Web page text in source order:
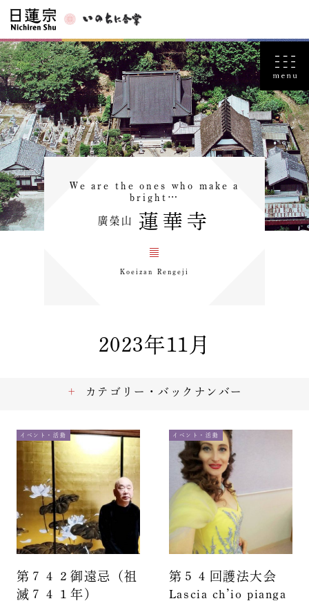
We are the ones who make a
bright…
廣榮山 蓮華寺
Koeizan Rengeji
2023年11月
イベント・活動
第７４２御遠忌（祖
滅７４１年）
イベント・活動
第５４回護法大会
Lascia ch’io pianga
カテゴリー・バックナンバー